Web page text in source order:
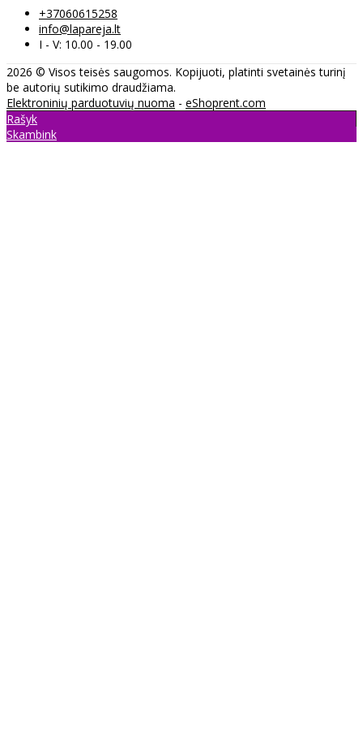
+37060615258
info@lapareja.lt
I - V: 10.00 - 19.00
2026 © Visos teisės saugomos. Kopijuoti, platinti svetainės turinį
be autorių sutikimo draudžiama.
Elektroninių parduotuvių nuoma - eShoprent.com
Rašyk
Skambink